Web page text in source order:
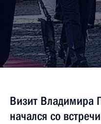
Визит Владимира
начался со